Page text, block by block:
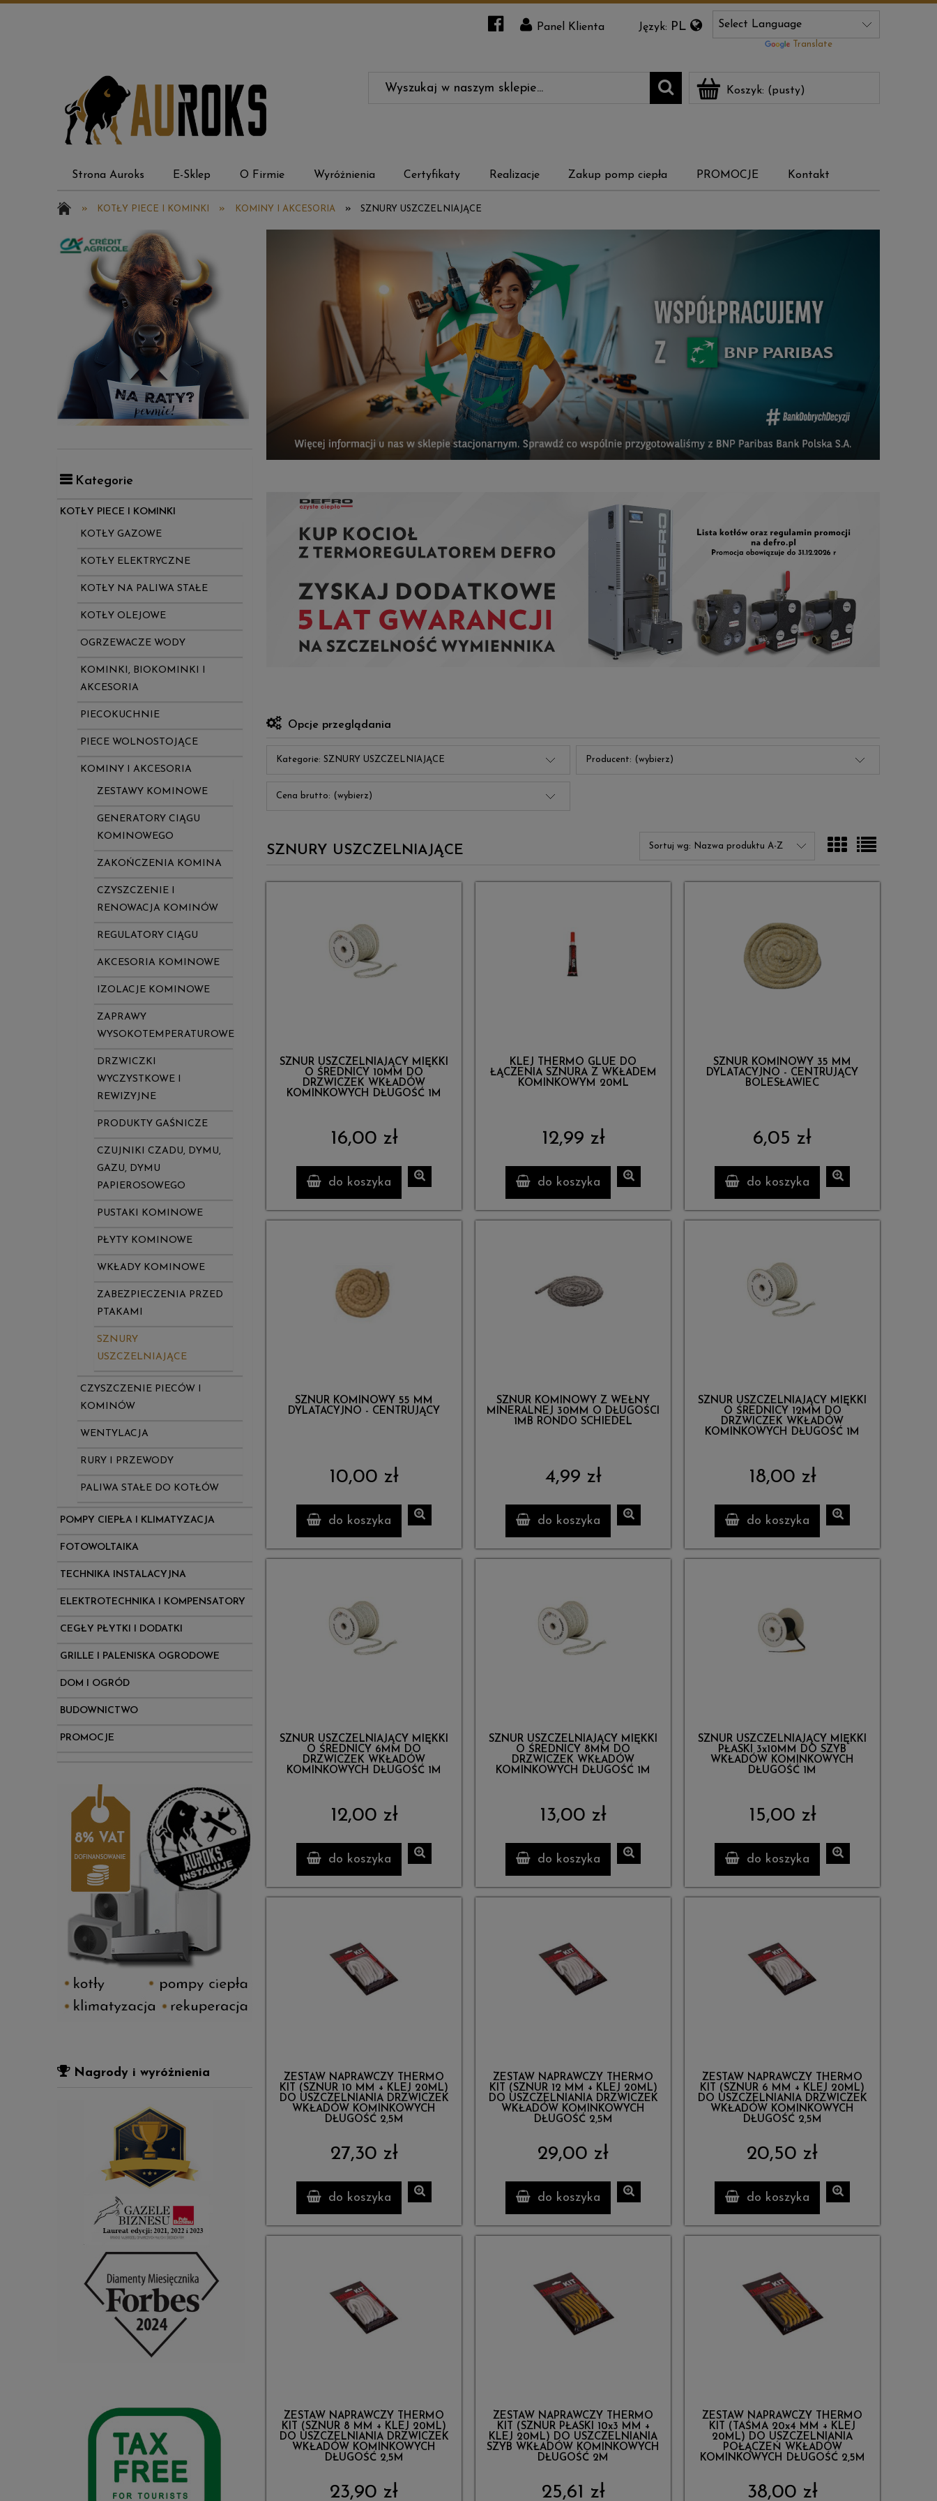
Panel Klienta Język: PL
Powered by Translate
Koszyk: (pusty)
Strona Auroks E-Sklep O Firmie Wyróżnienia Certyfikaty Realizacje Zakup pomp ciepła PROMOCJE Kontakt
» KOTŁY PIECE I KOMINKI » KOMINY I AKCESORIA » SZNURY USZCZELNIAJĄCE
Kategorie
KOTŁY PIECE I KOMINKI
KOTŁY GAZOWE
KOTŁY ELEKTRYCZNE
KOTŁY NA PALIWA STAŁE
KOTŁY OLEJOWE
OGRZEWACZE WODY
KOMINKI, BIOKOMINKI I
AKCESORIA
PIECOKUCHNIE
PIECE WOLNOSTOJĄCE
KOMINY I AKCESORIA
ZESTAWY KOMINOWE
GENERATORY CIĄGU
KOMINOWEGO
ZAKOŃCZENIA KOMINA
CZYSZCZENIE I
RENOWACJA KOMINÓW
REGULATORY CIĄGU
AKCESORIA KOMINOWE
IZOLACJE KOMINOWE
ZAPRAWY
WYSOKOTEMPERATUROWE
DRZWICZKI
WYCZYSTKOWE I
REWIZYJNE
PRODUKTY GAŚNICZE
CZUJNIKI CZADU, DYMU,
GAZU, DYMU
PAPIEROSOWEGO
PUSTAKI KOMINOWE
PŁYTY KOMINOWE
WKŁADY KOMINOWE
ZABEZPIECZENIA PRZED
PTAKAMI
SZNURY
USZCZELNIAJĄCE
CZYSZCZENIE PIECÓW I
KOMINÓW
WENTYLACJA
RURY I PRZEWODY
PALIWA STAŁE DO KOTŁÓW
POMPY CIEPŁA I KLIMATYZACJA
FOTOWOLTAIKA
TECHNIKA INSTALACYJNA
ELEKTROTECHNIKA I KOMPENSATORY
CEGŁY PŁYTKI I DODATKI
GRILLE I PALENISKA OGRODOWE
DOM I OGRÓD
BUDOWNICTWO
PROMOCJE
Nagrody i wyróżnienia
Opcje przeglądania
Kategorie: SZNURY USZCZELNIAJĄCE Producent: (wybierz)
Cena brutto: (wybierz)
SZNURY USZCZELNIAJĄCE Sortuj wg: Nazwa produktu A-Z
Widok Widok
SZNUR USZCZELNIAJĄCY MIĘKKI
O ŚREDNICY 10MM DO
DRZWICZEK WKŁADÓW
KOMINKOWYCH DŁUGOŚĆ 1M
16,00 zł
do koszyka
KLEJ THERMO GLUE DO
ŁĄCZENIA SZNURA Z WKŁADEM
KOMINKOWYM 20ML
12,99 zł
do koszyka
SZNUR KOMINOWY 35 MM
DYLATACYJNO - CENTRUJĄCY
BOLESŁAWIEC
6,05 zł
do koszyka
SZNUR KOMINOWY 55 MM
DYLATACYJNO - CENTRUJĄCY
10,00 zł
do koszyka
SZNUR KOMINOWY Z WEŁNY
MINERALNEJ 30MM O DŁUGOŚCI
1MB RONDO SCHIEDEL
4,99 zł
do koszyka
SZNUR USZCZELNIAJĄCY MIĘKKI
O ŚREDNICY 12MM DO
DRZWICZEK WKŁADÓW
KOMINKOWYCH DŁUGOŚĆ 1M
18,00 zł
do koszyka
SZNUR USZCZELNIAJĄCY MIĘKKI
O ŚREDNICY 6MM DO
DRZWICZEK WKŁADÓW
KOMINKOWYCH DŁUGOŚĆ 1M
12,00 zł
do koszyka
SZNUR USZCZELNIAJĄCY MIĘKKI
O ŚREDNICY 8MM DO
DRZWICZEK WKŁADÓW
KOMINKOWYCH DŁUGOŚĆ 1M
13,00 zł
do koszyka
SZNUR USZCZELNIAJĄCY MIĘKKI
PŁASKI 3x10MM DO SZYB
WKŁADÓW KOMINKOWYCH
DŁUGOŚĆ 1M
15,00 zł
do koszyka
ZESTAW NAPRAWCZY THERMO
KIT (SZNUR 10 MM + KLEJ 20ML)
DO USZCZELNIANIA DRZWICZEK
WKŁADÓW KOMINKOWYCH
DŁUGOŚĆ 2,5M
27,30 zł
do koszyka
ZESTAW NAPRAWCZY THERMO
KIT (SZNUR 12 MM + KLEJ 20ML)
DO USZCZELNIANIA DRZWICZEK
WKŁADÓW KOMINKOWYCH
DŁUGOŚĆ 2,5M
29,00 zł
do koszyka
ZESTAW NAPRAWCZY THERMO
KIT (SZNUR 6 MM + KLEJ 20ML)
DO USZCZELNIANIA DRZWICZEK
WKŁADÓW KOMINKOWYCH
DŁUGOŚĆ 2,5M
20,50 zł
do koszyka
ZESTAW NAPRAWCZY THERMO
KIT (SZNUR 8 MM + KLEJ 20ML)
DO USZCZELNIANIA DRZWICZEK
WKŁADÓW KOMINKOWYCH
DŁUGOŚĆ 2,5M
23,90 zł
ZESTAW NAPRAWCZY THERMO
KIT (SZNUR PŁASKI 10x3 MM +
KLEJ 20ML) DO USZCZELNIANIA
SZYB WKŁADÓW KOMINKOWYCH
DŁUGOŚĆ 2M
25,61 zł
ZESTAW NAPRAWCZY THERMO
KIT (TAŚMA 20x4 MM + KLEJ
20ML) DO USZCZELNIANIA
POŁĄCZEŃ WKŁADÓW
KOMINKOWYCH DŁUGOŚĆ 2,5M
38,00 zł